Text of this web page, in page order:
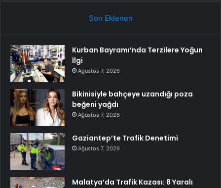
Son Eklenen
Kurban Bayramı’nda Terzilere Yoğun
İlgi
Ağustos 7, 2026
Bikinisiyle bahçeye uzandığı poza
beğeni yağdı
Ağustos 7, 2026
Gaziantep’te Trafik Denetimi
Ağustos 7, 2026
Malatya’da Trafik Kazası: 8 Yaralı